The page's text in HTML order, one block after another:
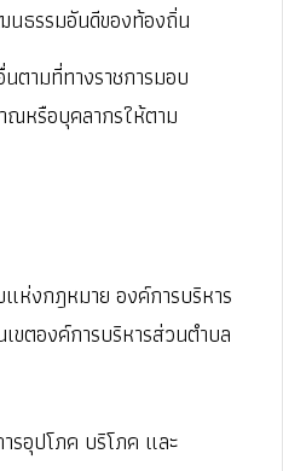
ธรรมอันดีของท้องถิ่น
ตามที่ทางราชการมอบ
ณหรือบุคลากรให้ตาม
ห่งกฎหมาย องค์การบริหาร
ขตองค์การบริหารส่วนตําบล
รอุปโภค บริโภค และ